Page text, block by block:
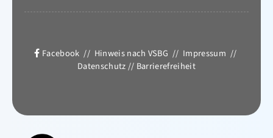
Facebook // Hinweis nach VSBG // Impressum //
Datenschutz// Barrierefreiheit